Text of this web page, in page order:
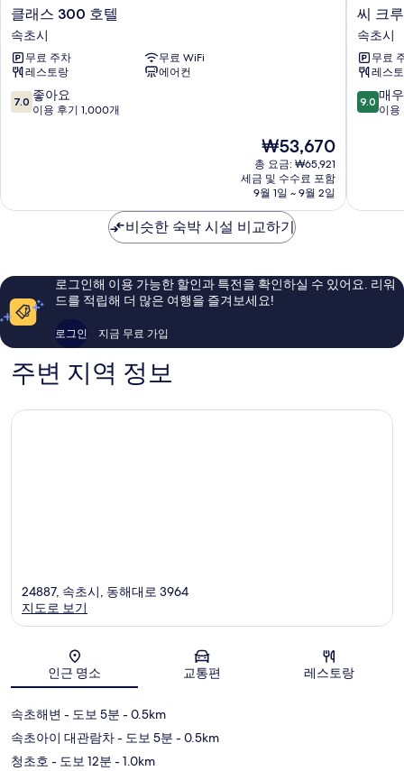
클
래
스
300
호
텔
속
클래스 300 호텔
속초시
무료 주차
무료 WiFi
레스토랑
에어컨
10
점
좋
기
1,000
7.0 좋아요
이용 후기 1,000개
현
재
요
금
₩53,670
₩53,670
총 요금: ₩65,921
세금 및 수수료 포함
9월 1일 ~ 9월 2일
씨
크
루
즈
호
텔
속
씨 크
속초시
무료
레스
10
점
매
요,
기
9.0 매
이용
비슷한 숙박 시설 비교하기
로그인해 이용 가능한 할인과 특전을 확인하실 수 있어요. 리워
드를 적립해 더 많은 여행을 즐겨보세요!
로그인 지금 무료 가입
주변 지역 정보
지도
24887, 속초시, 동해대로 3964
지도로 보기
인근 명소 교통편 레스토랑
속초해변 - 도보 5분 - 0.5km
속초아이 대관람차- 도보 5분 - 0.5km
청초호 - 도보 12분 - 1.0km